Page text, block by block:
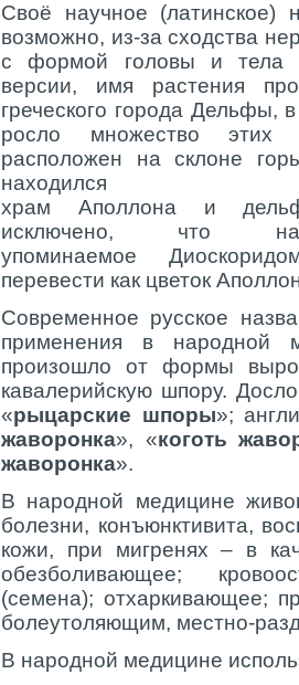
Своё научное (латинское)
возможно, из-за сходства
с формой головы и тела
версии, имя растения
греческого города Дельфы, в
росло множество этих
расположен на склоне
находился
храм Аполлона и
исключено, что
упоминаемое
перевести как цветок
Современное русское
применения в народной
произошло от формы
кавалерийскую шпору.
«рыцарские шпоры»;
жаворонка», «коготь
жаворонка».
В народной медицине
болезни, конъюнктивита,
кожи, при мигренях – в
обезболивающее;
(семена); отхаркивающее;
болеутоляющим, местно-
В народной медицине